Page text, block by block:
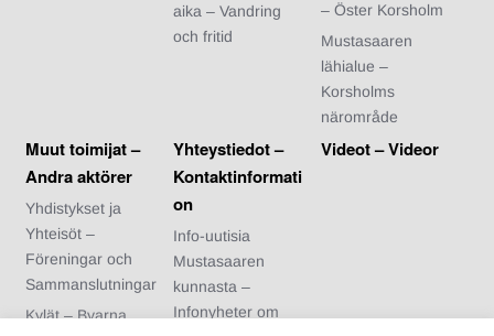
aika – Vandring
och fritid
– Öster Korsholm
Mustasaaren
lähialue –
Korsholms
närområde
Muut toimijat –
Andra aktörer
Yhdistykset ja
Yhteisöt –
Föreningar och
Sammanslutningar
Kylät – Byarna
Yhteystiedot –
Kontaktinformati
on
Info-uutisia
Mustasaaren
kunnasta –
Infonyheter om
Videot – Videor